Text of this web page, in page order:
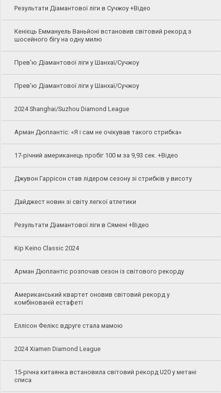
Результати Діамантової ліги в Сучжоу +Відео
Кенієць Еммануель Ваньйоні встановив світовий рекорд з
шосейного бігу на одну милю
Прев'ю Діамантової ліги у Шанхаї/Сучжоу
Прев'ю Діамантової ліги у Шанхаї/Сучжоу
2024 Shanghai/Suzhou Diamond League
Арман Дюплантіс: «Я і сам не очікував такого стрибка»
17-річний американець пробіг 100 м за 9,93 сек. +Відео
Джувон Гаррісон став лідером сезону зі стрибків у висоту
Дайджест новин зі світу легкої атлетики
Результати Діамантової ліги в Сямені +Відео
Kip Keino Classic 2024
Арман Дюплантіс розпочав сезон із світового рекорду
Американський квартет оновив світовий рекорд у
комбінованій естафеті
Еллісон Фелікс вдруге стала мамою
2024 Xiamen Diamond League
15-річна китаянка встановила світовий рекорд U20 у метані
списа